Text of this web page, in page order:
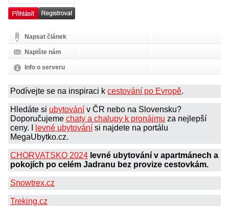
Napsat článek
Napište nám
Info o serveru
Podívejte se na inspiraci k cestování po Evropě.
Hledáte si ubytování v ČR nebo na Slovensku?
Doporučujeme chaty a chalupy k pronájmu za nejlepší
ceny. I
levné ubytování si najdete na portálu
MegaUbytko.cz.
CHORVATSKO 2024 levné ubytování v apartmánech a
pokojích po celém Jadranu bez provize cestovkám.
Snowtrex.cz
Treking.cz